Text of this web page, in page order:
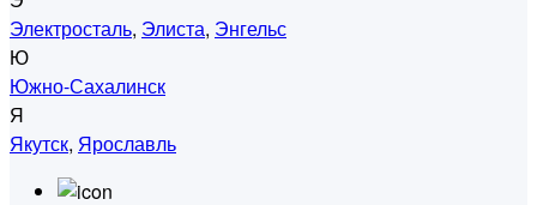
Электросталь, Элиста, Энгельс
Ю
Южно-Сахалинск
Я
Якутск, Ярославль